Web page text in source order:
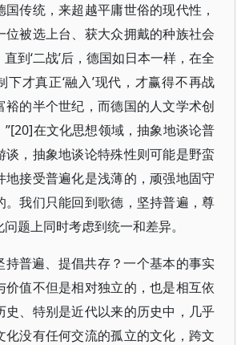
传统，来超越平庸世俗的现代性，
位被选上台、获大众拥戴的种族社会
到‘二战’后，德国如日本一样，在全
下才真正‘融入’现代，才赢得不再战
裕的半个世纪，而德国的人文学术创
”[20]在文化思想领域，抽象地谈论普
谈，抽象地谈论特殊性则可能是野蛮
地接受普遍化是浅薄的，顽强地固守
。我们只能回到歌德，坚持普遍，尊
题上同时考虑到统一和差异。
持普遍、提倡共存？一个基本的事实
价值不但是相对独立的，也是相互依
史、特别是近代以来的历史中，几乎
化没有任何交流的孤立的文化，跨文